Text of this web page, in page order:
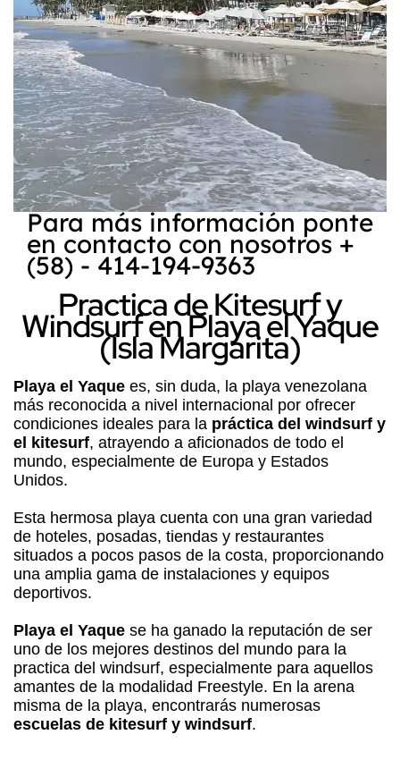
Para más información ponte
en contacto con nosotros +
(58) - 414-194-9363
Practica de Kitesurf y
Windsurf en Playa el Yaque
(Isla Margarita)
Playa el Yaque es, sin duda, la playa venezolana
más reconocida a nivel internacional por ofrecer
condiciones ideales para la práctica del windsurf y
el kitesurf, atrayendo a aficionados de todo el
mundo, especialmente de Europa y Estados
Unidos.
Esta hermosa playa cuenta con una gran variedad
de hoteles, posadas, tiendas y restaurantes
situados a pocos pasos de la costa, proporcionando
una amplia gama de instalaciones y equipos
deportivos.
Playa el Yaque se ha ganado la reputación de ser
uno de los mejores destinos del mundo para la
practica del windsurf, especialmente para aquellos
amantes de la modalidad Freestyle. En la arena
misma de la playa, encontrarás numerosas
escuelas de kitesurf y windsurf.